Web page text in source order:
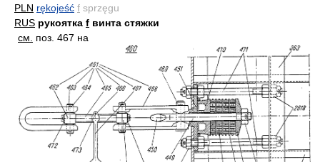
PLN rękojeść f sprzęgu
RUS рукоятка f винта стяжки
см.
поз. 467 на